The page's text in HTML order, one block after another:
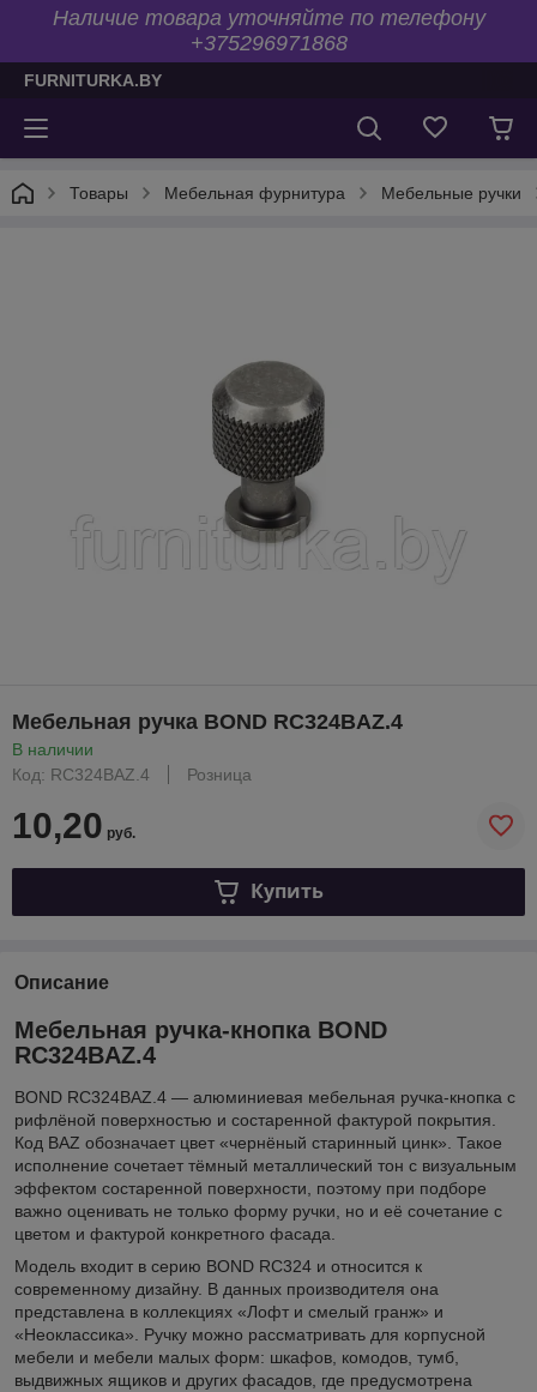
Наличие товара уточняйте по телефону
+375296971868
FURNITURKA.BY
Товары Мебельная фурнитура Мебельные ручки
Мебельная ручка BOND RC324BAZ.4
В наличии
Код: RC324BAZ.4
Розница
10,20 руб.
Купить
Описание
Мебельная ручка-кнопка BOND
RC324BAZ.4
BOND RC324BAZ.4 — алюминиевая мебельная ручка-кнопка с
рифлёной поверхностью и состаренной фактурой покрытия.
Код BAZ обозначает цвет «чернёный старинный цинк». Такое
исполнение сочетает тёмный металлический тон с визуальным
эффектом состаренной поверхности, поэтому при подборе
важно оценивать не только форму ручки, но и её сочетание с
цветом и фактурой конкретного фасада.
Модель входит в серию BOND RC324 и относится к
современному дизайну. В данных производителя она
представлена в коллекциях «Лофт и смелый гранж» и
«Неоклассика». Ручку можно рассматривать для корпусной
мебели и мебели малых форм: шкафов, комодов, тумб,
выдвижных ящиков и других фасадов, где предусмотрена